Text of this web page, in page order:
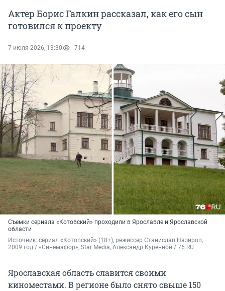
Актер Борис Галкин рассказал, как его сын
готовился к проекту
7 июля 2026, 13:30 714
Съемки сериала «Котовский» проходили в Ярославле и Ярославской
области
Источник: сериал «Котовский» (18+), режиссер Станислав Назиров,
2009 год / «Синемафор», Star Media, Александр Куренной / 76.RU
Ярославская область славится своими
киноместами. В регионе было снято свыше 150